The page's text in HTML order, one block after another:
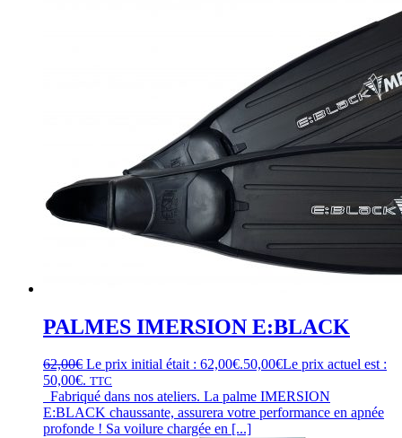
PALMES IMERSION E:BLACK
62,00€ Le prix initial était : 62,00€.50,00€Le prix actuel est :
50,00€. TTC
Fabriqué dans nos ateliers. La palme IMERSION
E:BLACK chaussante, assurera votre performance en apnée
profonde ! Sa voilure chargée en [...]